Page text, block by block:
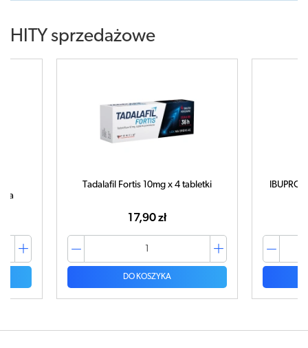
HITY sprzedażowe
IBUPROM MAX Sprint x 40 kapsułek
42,99 zł
DO KOSZYKA